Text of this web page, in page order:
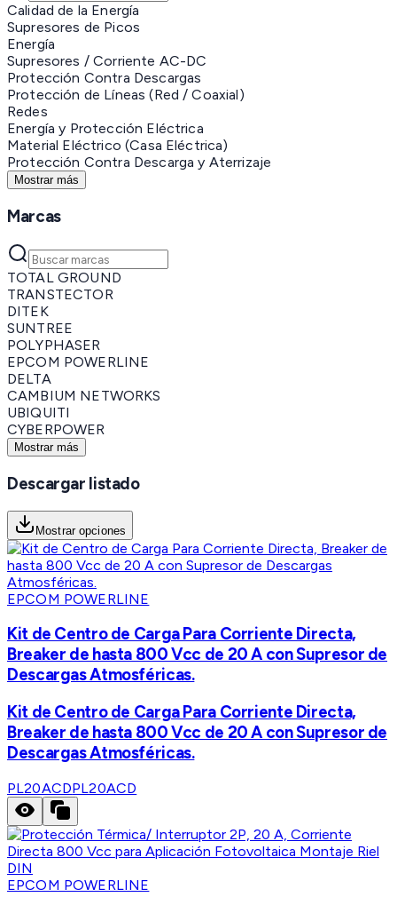
Calidad de la Energía
Supresores de Picos
Energía
Supresores / Corriente AC-DC
Protección Contra Descargas
Protección de Líneas (Red / Coaxial)
Redes
Energía y Protección Eléctrica
Material Eléctrico (Casa Eléctrica)
Protección Contra Descarga y Aterrizaje
Mostrar más
Marcas
TOTAL GROUND
TRANSTECTOR
DITEK
SUNTREE
POLYPHASER
EPCOM POWERLINE
DELTA
CAMBIUM NETWORKS
UBIQUITI
CYBERPOWER
Mostrar más
Descargar listado
Mostrar opciones
EPCOM POWERLINE
Kit de Centro de Carga Para Corriente Directa,
Breaker de hasta 800 Vcc de 20 A con Supresor de
Descargas Atmosféricas.
Kit de Centro de Carga Para Corriente Directa,
Breaker de hasta 800 Vcc de 20 A con Supresor de
Descargas Atmosféricas.
PL20ACDPL20ACD
EPCOM POWERLINE